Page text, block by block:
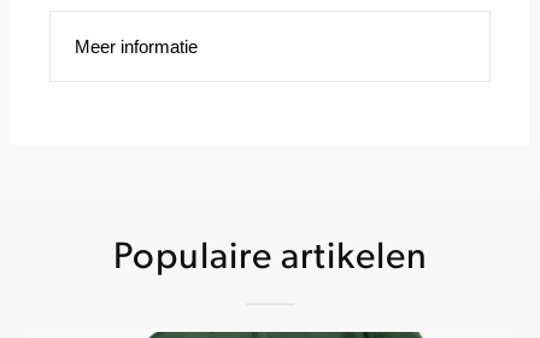
Meer informatie
Populaire artikelen